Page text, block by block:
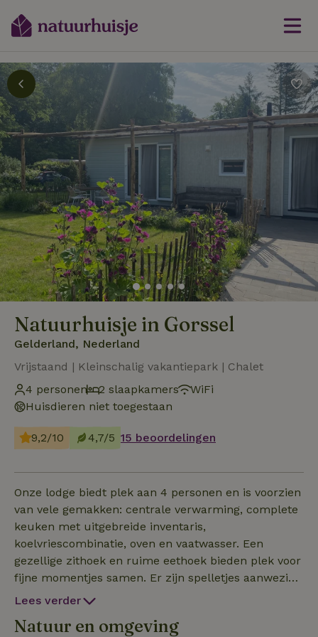
Natuurhuisje in Gorssel
Gelderland, Nederland
Vrijstaand | Kleinschalig vakantiepark | Chalet
4 personen
2 slaapkamers
WiFi
Huisdieren niet toegestaan
9,2/10 4,7/5 15 beoordelingen
Onze lodge biedt plek aan 4 personen en is voorzien
van vele gemakken: centrale verwarming, complete
keuken met uitgebreide inventaris,
koelvriescombinatie, oven en vaatwasser. Een
gezellige zithoek en ruime eethoek bieden plek voor
fijne momentjes samen. Er zijn spelletjes aanwezig
en er kan tv gekeken worden via de smart-televisie.
deuren ervaar je vanuit de lodge een heerlijke
Lees verder
Natuur en omgeving